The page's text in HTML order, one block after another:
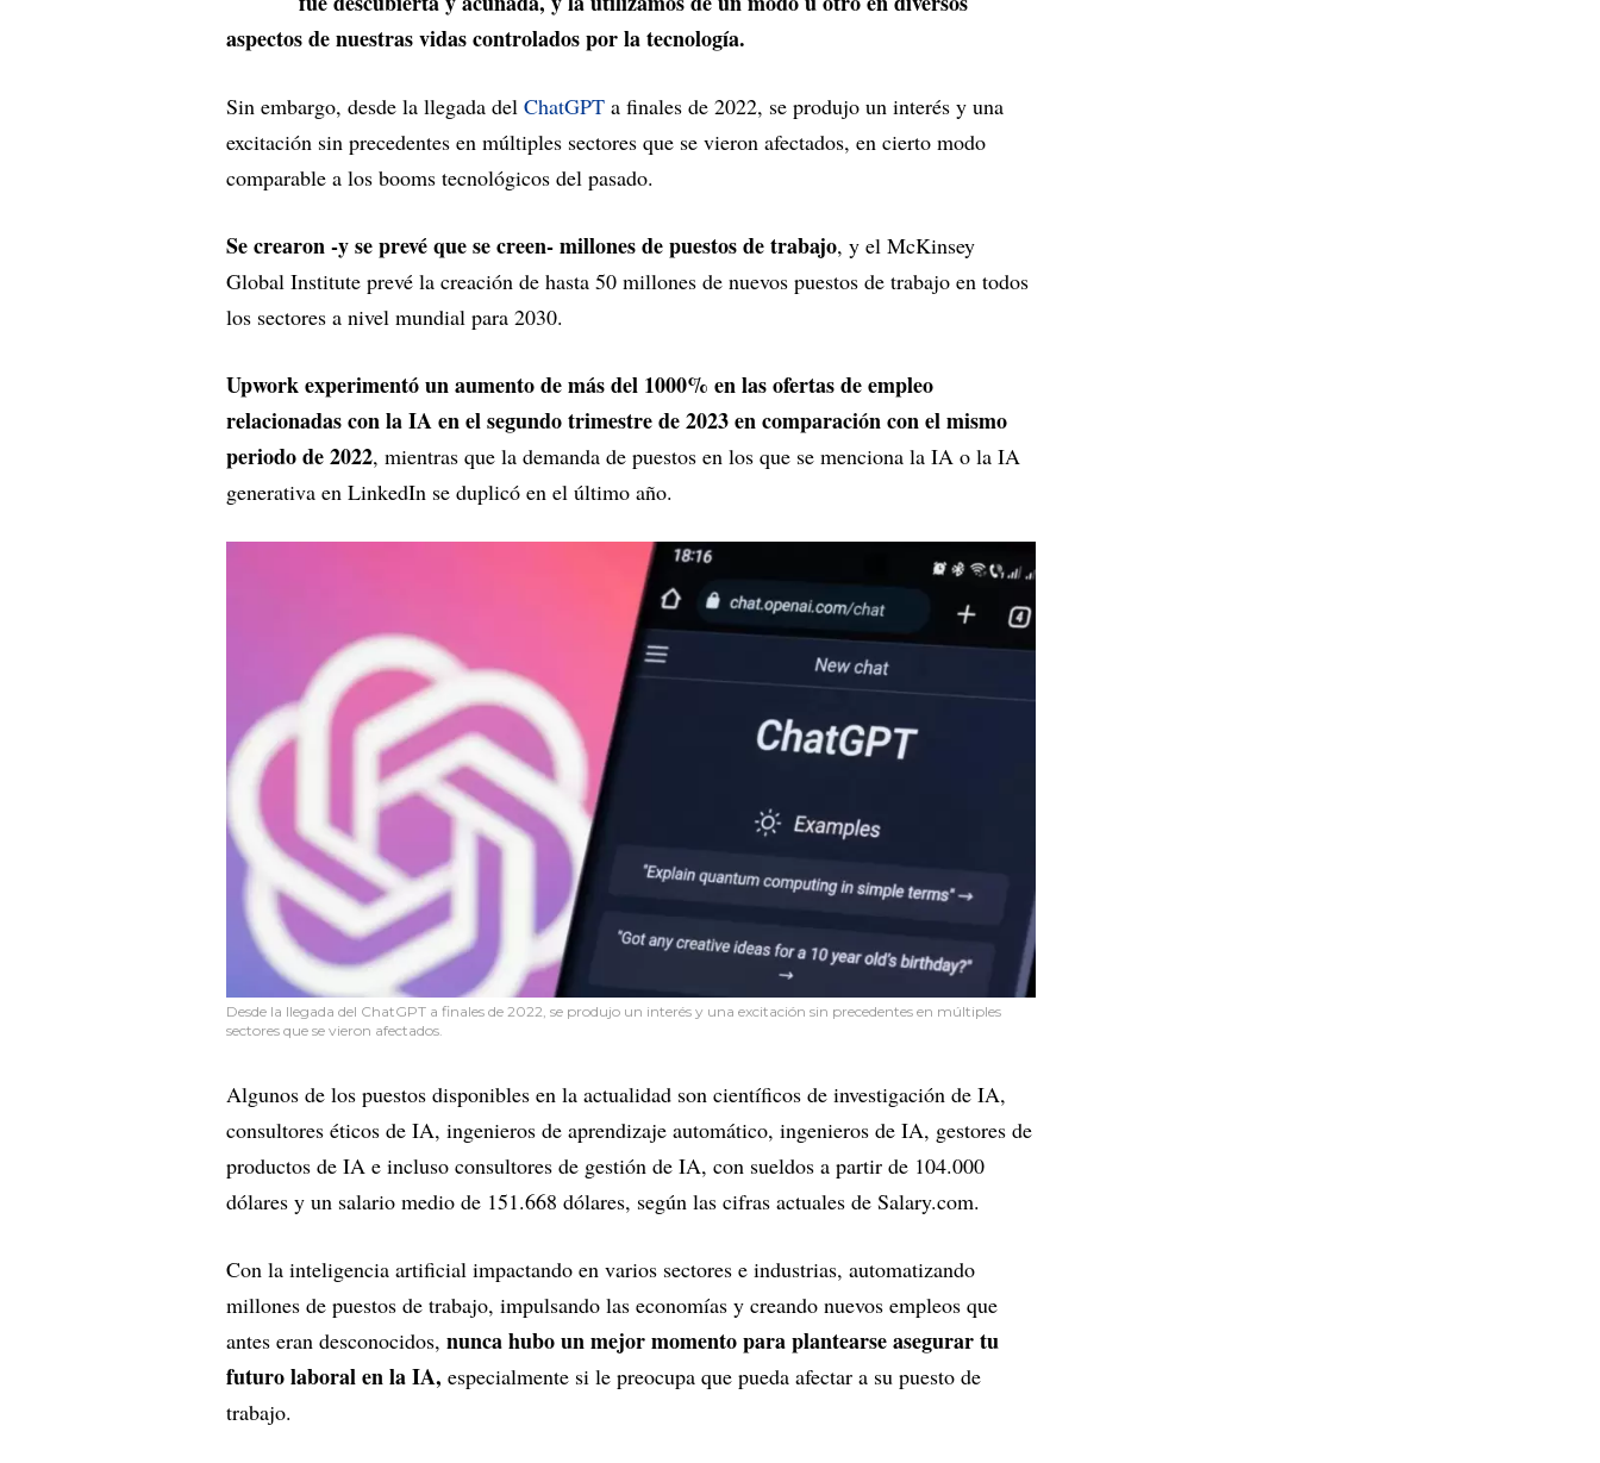
aspectos de nuestras vidas controlados por la tecnología.
Sin embargo, desde la llegada del ChatGPT a finales de 2022, se produjo un interés y una
excitación sin precedentes en múltiples sectores que se vieron afectados, en cierto modo
comparable a los booms tecnológicos del pasado.
Se crearon -y se prevé que se creen- millones de puestos de trabajo, y el McKinsey
Global Institute prevé la creación de hasta 50 millones de nuevos puestos de trabajo en todos
los sectores a nivel mundial para 2030.
Upwork experimentó un aumento de más del 1000% en las ofertas de empleo
relacionadas con la IA en el segundo trimestre de 2023 en comparación con el mismo
periodo de 2022, mientras que la demanda de puestos en los que se menciona la IA o la IA
generativa en LinkedIn se duplicó en el último año.
Desde la llegada del ChatGPT a finales de 2022, se produjo un interés y una excitación sin precedentes en múltiples
sectores que se vieron afectados.
Algunos de los puestos disponibles en la actualidad son científicos de investigación de IA,
consultores éticos de IA, ingenieros de aprendizaje automático, ingenieros de IA, gestores de
productos de IA e incluso consultores de gestión de IA, con sueldos a partir de 104.000
dólares y un salario medio de 151.668 dólares, según las cifras actuales de Salary.com.
Con la inteligencia artificial impactando en varios sectores e industrias, automatizando
millones de puestos de trabajo, impulsando las economías y creando nuevos empleos que
antes eran desconocidos, nunca hubo un mejor momento para plantearse asegurar tu
futuro laboral en la IA, especialmente si le preocupa que pueda afectar a su puesto de
trabajo.